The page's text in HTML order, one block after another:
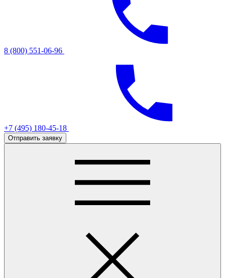
8 (800) 551-06-96
+7 (495) 180-45-18
Отправить заявку